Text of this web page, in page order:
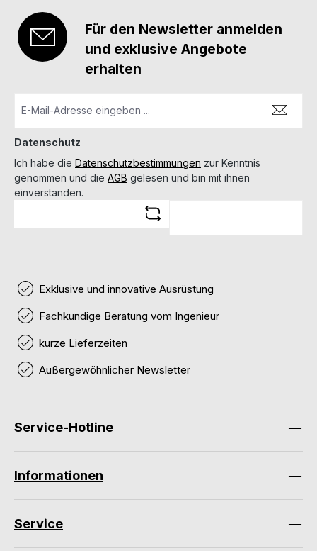
Für den Newsletter anmelden
und exklusive Angebote
erhalten
Datenschutz
Ich habe die Datenschutzbestimmungen zur Kenntnis
genommen und die AGB gelesen und bin mit ihnen
einverstanden.
Exklusive und innovative Ausrüstung
Fachkundige Beratung vom Ingenieur
kurze Lieferzeiten
Außergewöhnlicher Newsletter
Service-Hotline
Informationen
Service